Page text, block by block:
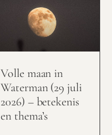
Volle maan in
Waterman (29 juli
2026) – betekenis
en thema’s